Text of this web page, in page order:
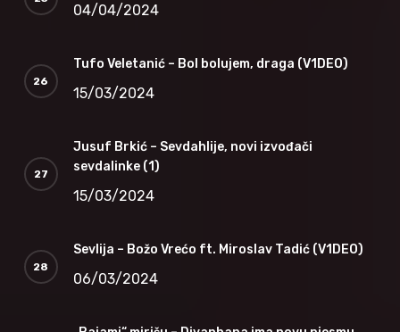
04/04/2024
Tufo Veletanić – Bol bolujem, draga (V1DEO)
15/03/2024
Jusuf Brkić – Sevdahlije, novi izvođači
sevdalinke (1)
15/03/2024
Sevlija – Božo Vrećo ft. Miroslav Tadić (V1DEO)
06/03/2024